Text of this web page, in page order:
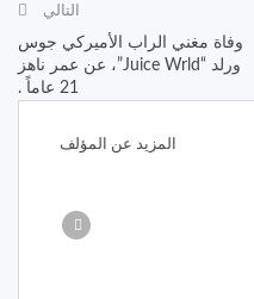
التالي
وفاة مغني الراب الأميركي ​جوس
ورلد​ “Juice Wrld”، عن عمر ناهز
21 عاماً .
المزيد عن المؤلف